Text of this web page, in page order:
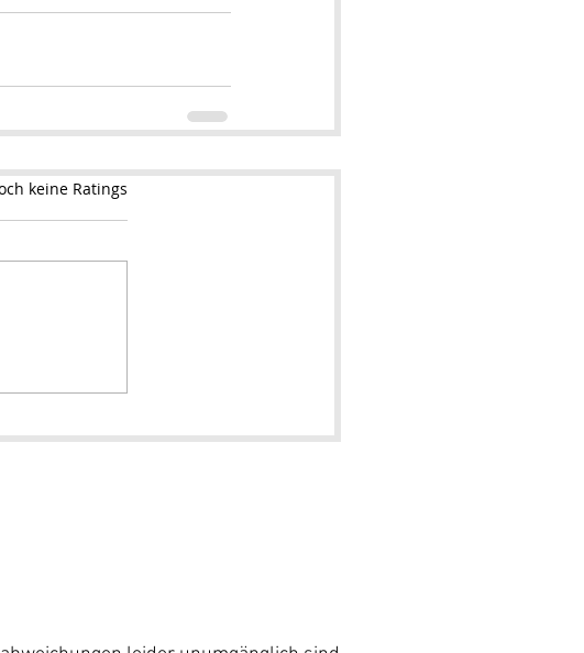
bewertet.
keine Ratings